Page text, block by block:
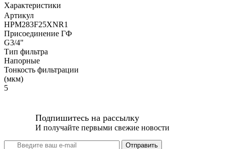
Характеристики
Артикул
HPM283F25XNR1
Присоединение ГФ
G3/4"
Тип фильтра
Напорные
Тонкость фильтрации
(мкм)
5
Подпишитесь на рассылку
И получайте первыми свежие новости
Отправить